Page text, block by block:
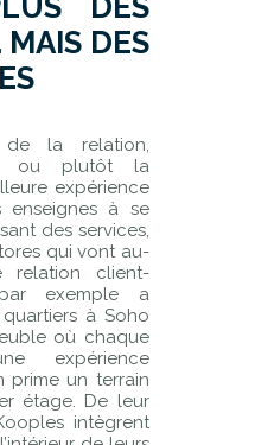
DES
de la relation,
ou plutôt la
expérience
enseignes à se
des services,
qui vont au-
relation client-
exemple a
à Soho
où chaque
expérience
prime un terrain
étage. De leur
intègrent